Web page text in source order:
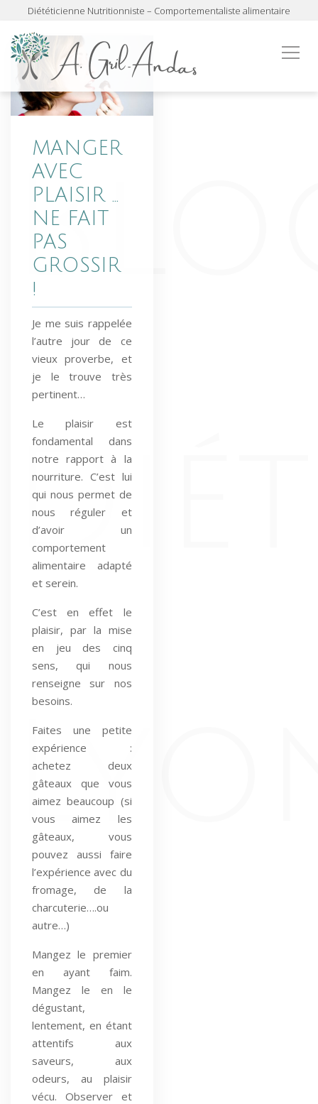
Diététicienne Nutritionniste – Comportementaliste alimentaire
MANGER
AVEC
PLAISIR …
NE FAIT
PAS
GROSSIR
!
Je me suis rappelée
l’autre jour de ce
vieux proverbe, et
je le trouve très
pertinent…
Le plaisir est
fondamental dans
notre rapport à la
nourriture. C’est lui
qui nous permet de
nous réguler et
d’avoir un
comportement
alimentaire adapté
et serein.
C’est en effet le
plaisir, par la mise
en jeu des cinq
sens, qui nous
renseigne sur nos
besoins.
Faites une petite
expérience :
achetez deux
gâteaux que vous
aimez beaucoup (si
vous aimez les
gâteaux, vous
pouvez aussi faire
l’expérience avec du
fromage, de la
charcuterie….ou
autre…)
Mangez le premier
en ayant faim.
Mangez le en le
dégustant,
lentement, en étant
attentifs aux
saveurs, aux
odeurs, au plaisir
vécu. Observer et